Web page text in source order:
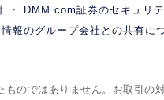
DMM.com証券のセキュリ
報のグループ会社との共有に
のではありません。お取引の